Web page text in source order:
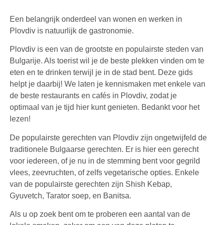
Een belangrijk onderdeel van wonen en werken in
Plovdiv is natuurlijk de gastronomie.
Plovdiv is een van de grootste en populairste steden van
Bulgarije. Als toerist wil je de beste plekken vinden om te
eten en te drinken terwijl je in de stad bent. Deze gids
helpt je daarbij! We laten je kennismaken met enkele van
de beste restaurants en cafés in Plovdiv, zodat je
optimaal van je tijd hier kunt genieten. Bedankt voor het
lezen!
De populairste gerechten van Plovdiv zijn ongetwijfeld de
traditionele Bulgaarse gerechten. Er is hier een gerecht
voor iedereen, of je nu in de stemming bent voor gegrild
vlees, zeevruchten, of zelfs vegetarische opties. Enkele
van de populairste gerechten zijn Shish Kebap,
Gyuvetch, Tarator soep, en Banitsa.
Als u op zoek bent om te proberen een aantal van de